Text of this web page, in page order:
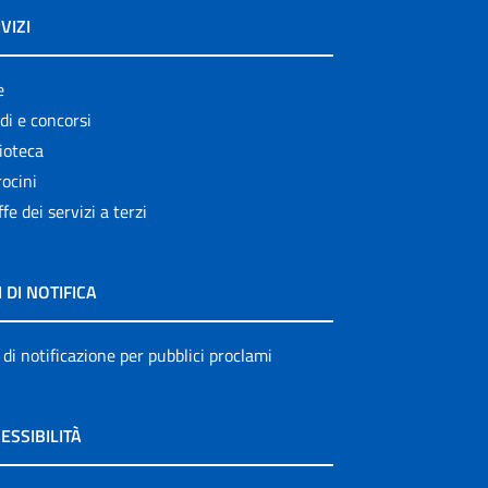
e concorsi
dei servizi a terzi
DI NOTIFICA
notificazione per pubblici proclami